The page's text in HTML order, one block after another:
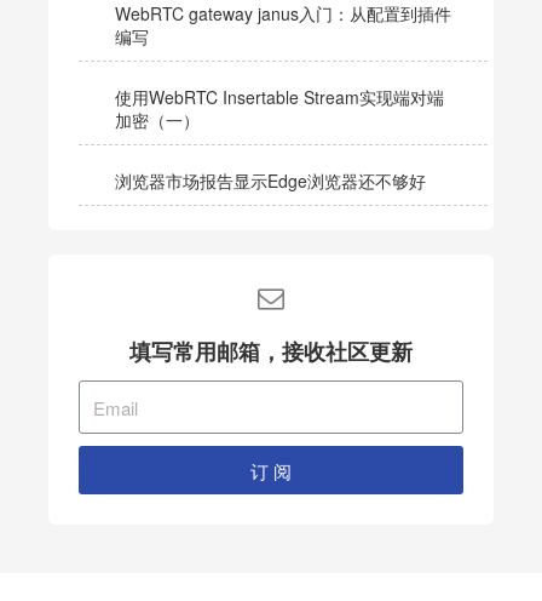
WebRTC gateway janus入门：从配置到插件
编写
使用WebRTC Insertable Stream实现端对端
加密（一）
浏览器市场报告显示Edge浏览器还不够好
填写常用邮箱，接收社区更新
订 阅